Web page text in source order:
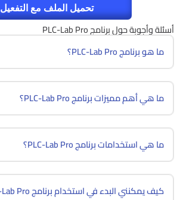
تحميل الملف مع التفعيل
أسئلة وأجوبة حول برنامج PLC-Lab Pro
ما هو برنامج PLC-Lab Pro؟
ما هي أهم مميزات برنامج PLC-Lab Pro؟
ما هي استخدامات برنامج PLC-Lab Pro؟
كيف يمكنني البدء في استخدام برنامج PLC-Lab Pro؟